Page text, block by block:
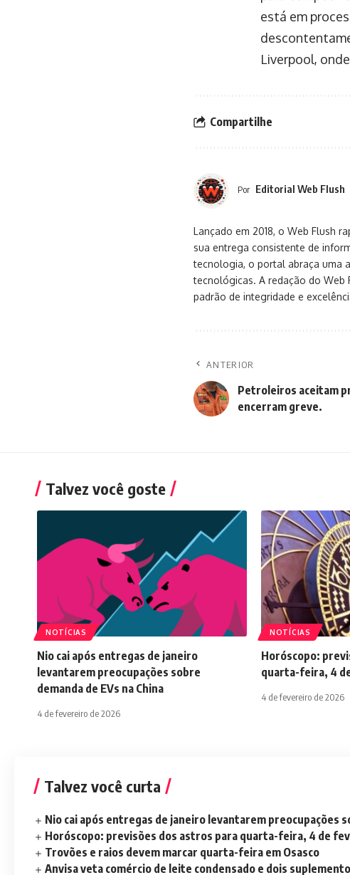
está em
Liverpool,
Compartilhe
Por Editorial Web Flush
Lançado em 2018, o Web Flush
sua entrega consistente de
tecnologia, o portal abraça uma
tecnológicas. A redação do Web
padrão de integridade e
ANTERIOR
Petroleiros aceitam
encerram greve.
Talvez você goste
NOTÍCIAS
Nio cai após entregas de janeiro
levantarem preocupações sobre
demanda de EVs na China
4 de fevereiro de 2026
NOTÍCIAS
Horóscopo:
quarta-feira, 4
4 de fevereiro de 2026
Talvez você curta
Nio cai após entregas de janeiro levantarem preocupações
Horóscopo: previsões dos astros para quarta-feira, 4 de
Trovões e raios devem marcar quarta-feira em Osasco
Anvisa veta comércio de leite condensado e dois